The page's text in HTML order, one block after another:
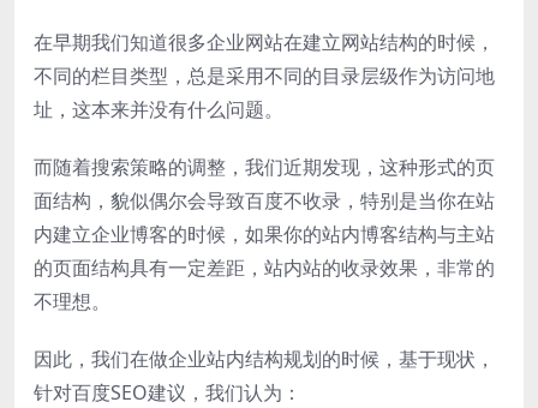
在早期我们知道很多企业网站在建立网站结构的时候，
不同的栏目类型，总是采用不同的目录层级作为访问地
址，这本来并没有什么问题。
而随着搜索策略的调整，我们近期发现，这种形式的页
面结构，貌似偶尔会导致百度不收录，特别是当你在站
内建立企业博客的时候，如果你的站内博客结构与主站
的页面结构具有一定差距，站内站的收录效果，非常的
不理想。
因此，我们在做企业站内结构规划的时候，基于现状，
针对百度SEO建议，我们认为：